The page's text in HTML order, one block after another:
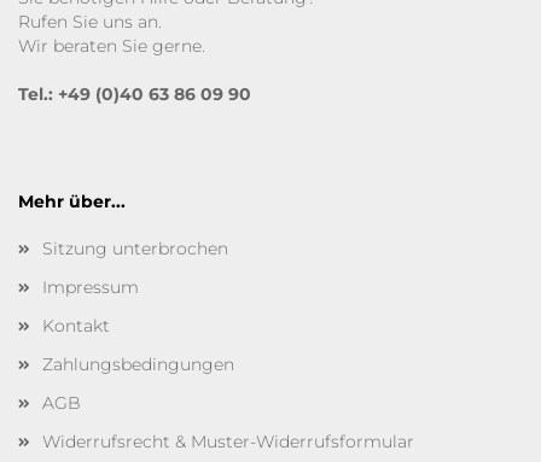
Rufen Sie uns an.
Wir beraten Sie gerne.
Tel.: +49 (0)40 63 86 09 90
Mehr über...
Sitzung unterbrochen
Impressum
Kontakt
Zahlungsbedingungen
AGB
Widerrufsrecht & Muster-Widerrufsformular